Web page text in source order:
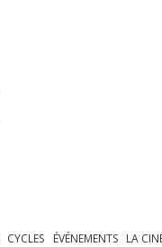
CYCLES ÉVÉNEMENTS LA